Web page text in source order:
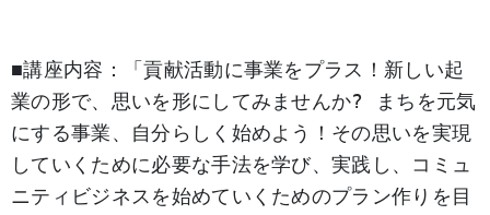
■講座内容：「貢献活動に事業をプラス！新しい起
業の形で、思いを形にしてみませんか?
まちを元気
にする事業、自分らしく始めよう！その思いを実現
していくために必要な手法を学び、実践し、コミュ
ニティビジネスを始めていくためのプラン作りを目